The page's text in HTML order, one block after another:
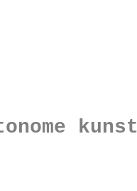
kunst